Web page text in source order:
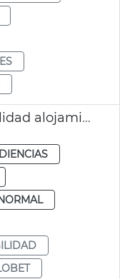
València impulsa accesibilidad alojamientos turísticos